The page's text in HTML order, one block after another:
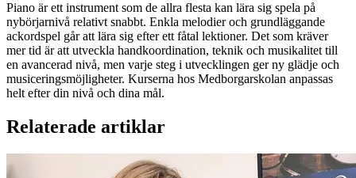
Piano är ett instrument som de allra flesta kan lära sig spela på
nybörjarnivå relativt snabbt. Enkla melodier och grundläggande
ackordspel går att lära sig efter ett fåtal lektioner. Det som kräver
mer tid är att utveckla handkoordination, teknik och musikalitet till
en avancerad nivå, men varje steg i utvecklingen ger ny glädje och
musiceringsmöjligheter. Kurserna hos Medborgarskolan anpassas
helt efter din nivå och dina mål.
Relaterade artiklar